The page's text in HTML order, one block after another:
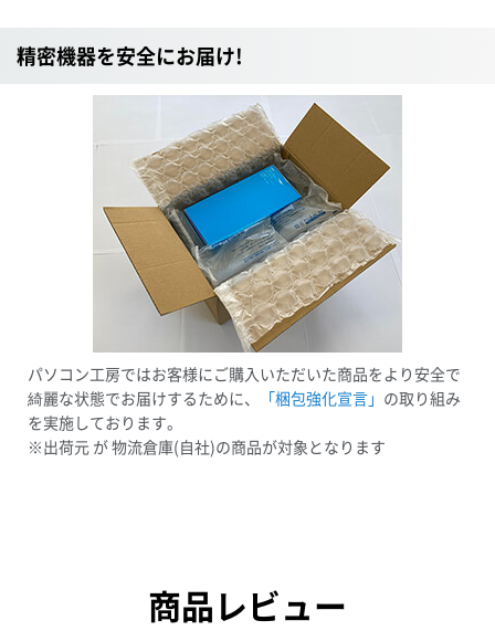
精密機器を安全にお届け!
パソコン工房ではお客様にご購入いただいた商品をより安全で
綺麗な状態でお届けするために、
「梱包強化宣言」 の取り組み
を実施しております。
※出荷元 が 物流倉庫(自社)の商品が対象となります
商品レビュー